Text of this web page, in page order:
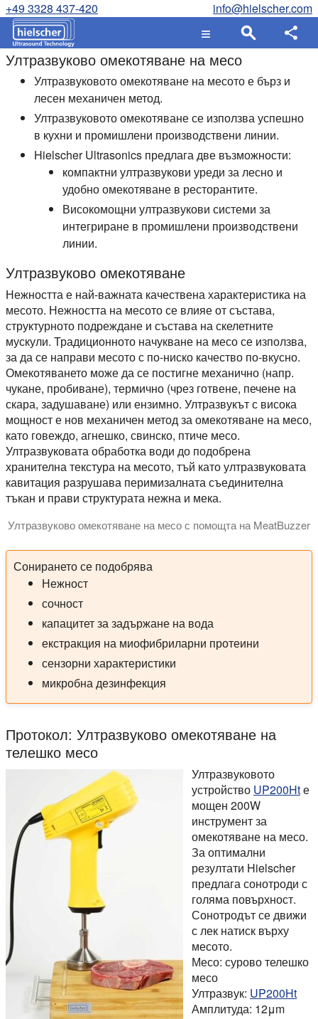
+49 3328 437-420 info@hielscher.com
Ултразвуково омекотяване на месо
Ултразвуковото омекотяване на месото е бърз и
лесен механичен метод.
Ултразвуковото омекотяване се използва успешно
в кухни и промишлени производствени линии.
Hielscher Ultrasonics предлага две възможности:
компактни ултразвукови уреди за лесно и
удобно омекотяване в ресторантите.
Високомощни ултразвукови системи за
интегриране в промишлени производствени
линии.
Ултразвуково омекотяване
Нежността е най-важната качествена характеристика на
месото. Нежността на месото се влияе от състава,
структурното подреждане и състава на скелетните
мускули. Традиционното начукване на месо се използва,
за да се направи месото с по-ниско качество по-вкусно.
Омекотяването може да се постигне механично (напр.
чукане, пробиване), термично (чрез готвене, печене на
скара, задушаване) или ензимно. Ултразвукът с висока
мощност е нов механичен метод за омекотяване на месо,
като говеждо, агнешко, свинско, птиче месо.
Ултразвуковата обработка води до подобрена
хранителна текстура на месото, тъй като ултразвуковата
кавитация разрушава перимизалната съединителна
тъкан и прави структурата нежна и мека.
Ултразвуково омекотяване на месо с помощта на MeatBuzzer
Сонирането се подобрява
Нежност
сочност
капацитет за задържане на вода
екстракция на миофибриларни протеини
сензорни характеристики
микробна дезинфекция
Протокол: Ултразвуково омекотяване на
телешко месо
Ултразвуковото
устройство UP200Htе
мощен 200W
инструмент за
омекотяване на месо.
За оптимални
резултати Hielscher
предлага сонотроди с
голяма повърхност.
Сонотродът се движи
с лек натиск върху
месото.
Месо: сурово телешко
месо
Ултразвук: UP200Ht
Амплитуда: 12μm